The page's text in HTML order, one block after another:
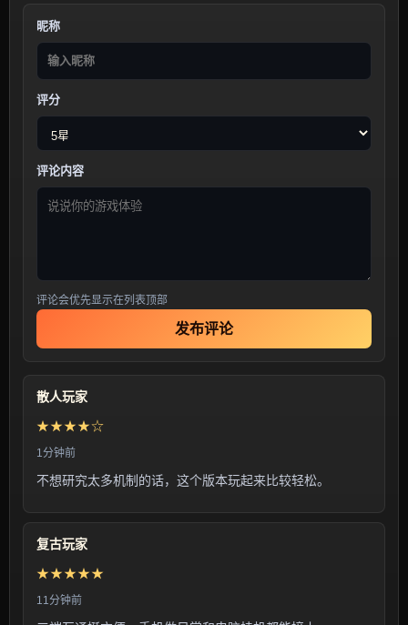
昵称
评分
评论内容
评论会优先显示在列表顶部
发布评论
散人玩家
★★★★☆
1分钟前
不想研究太多机制的话，这个版本玩起来比较轻松。
复古玩家
★★★★★
11分钟前